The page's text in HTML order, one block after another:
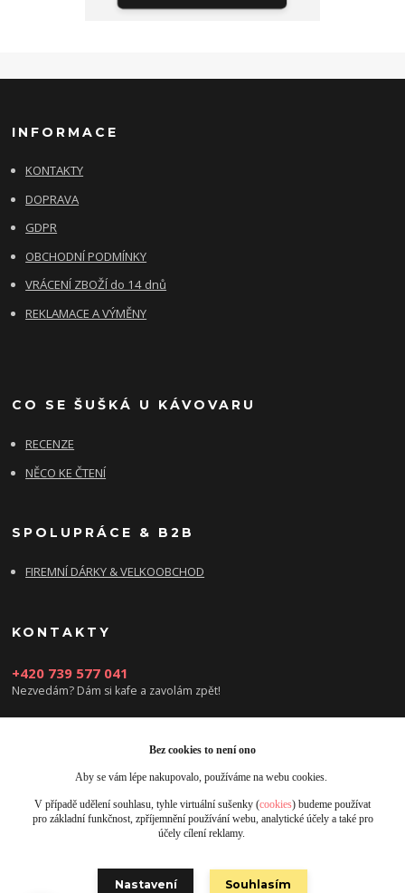
INFORMACE
KONTAKTY
DOPRAVA
GDPR
OBCHODNÍ PODMÍNKY
VRÁCENÍ ZBOŽÍ do 14 dnů
REKLAMACE A VÝMĚNY
CO SE ŠUŠKÁ U KÁVOVARU
RECENZE
NĚCO KE ČTENÍ
SPOLUPRÁCE & B2B
FIREMNÍ DÁRKY & VELKOOBCHOD
KONTAKTY
+420 739 577 041
Nezvedám? Dám si kafe a zavolám zpět!
info@damsikafe.cz
Bez cookies to není ono
Aby se vám lépe nakupovalo, používáme na webu cookies.
V případě udělení souhlasu, tyhle virtuální sušenky (cookies) budeme používat
pro základní funkčnost, zpříjemnění používání webu, analytické účely a také pro
účely cílení reklamy.
Nastavení Souhlasím